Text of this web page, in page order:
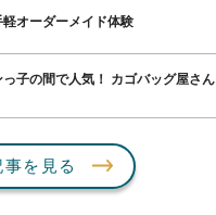
オーダーメイド体験
子の間で人気！ カゴバッグ屋さん
を見る